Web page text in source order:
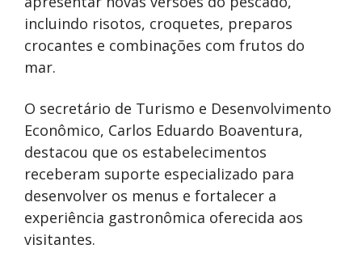
incluindo risotos, croquetes, preparos
crocantes e combinações com frutos do
mar.
O secretário de Turismo e Desenvolvimento
Econômico, Carlos Eduardo Boaventura,
destacou que os estabelecimentos
receberam suporte especializado para
desenvolver os menus e fortalecer a
experiência gastronômica oferecida aos
visitantes.